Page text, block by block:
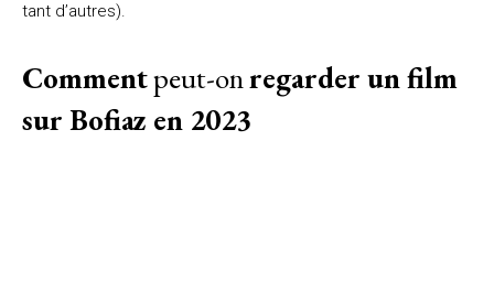
tant d’autres).
Commentpeut-onregarder un film
sur Bofiaz en 2023